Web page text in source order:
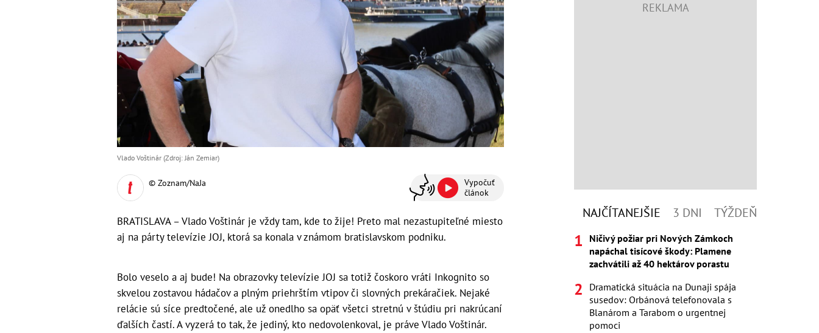
Vlado Voštinár (Zdroj: Ján Zemiar)
© Zoznam/NaJa
Vypočuť
článok
BRATISLAVA – Vlado Voštinár je vždy tam, kde to žije! Preto mal nezastupiteľné miesto
aj na párty televízie JOJ, ktorá sa konala v známom bratislavskom podniku.
Bolo veselo a aj bude! Na obrazovky televízie JOJ sa totiž čoskoro vráti Inkognito so
skvelou zostavou hádačov a plným priehrštím vtipov či slovných prekáračiek. Nejaké
relácie sú síce predtočené, ale už onedlho sa opäť všetci stretnú v štúdiu pri nakrúcaní
ďalších častí. A vyzerá to tak, že jediný, kto nedovolenkoval, je práve Vlado Voštinár.
NAJČÍTANEJŠIE 3 DNI TÝŽDEŇ
Ničivý požiar pri Nových Zámkoch
napáchal tisícové škody: Plamene
zachvátili až 40 hektárov porastu
Dramatická situácia na Dunaji spája
susedov: Orbánová telefonovala s
Blanárom a Tarabom o urgentnej
pomoci